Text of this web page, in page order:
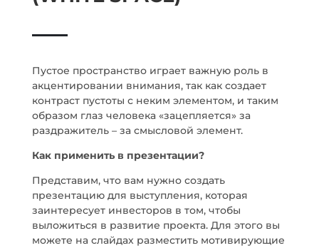
Пустое пространство играет важную роль в
акцентировании внимания, так как создает
контраст пустоты с неким элементом, и таким
образом глаз человека «зацепляется» за
раздражитель – за смысловой элемент.
Как применить в презентации?
Представим, что вам нужно создать
презентацию для выступления, которая
заинтересует инвесторов в том, чтобы
выложиться в развитие проекта. Для этого вы
можете на слайдах разместить мотивирующие